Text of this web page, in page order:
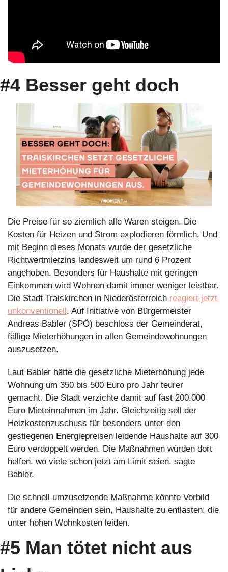
#4 Besser geht doch
Die Preise für so ziemlich alle Waren steigen. Die
Kosten für Heizen und Strom explodieren förmlich. Und
mit Beginn dieses Monats wurde der gesetzliche
Richtwertmietzins landesweit um rund 6 Prozent
angehoben. Besonders für Haushalte mit geringen
Einkommen wird Wohnen damit immer weniger leistbar.
Die Stadt Traiskirchen in Niederösterreich reagiert jetzt
unkonventionell. Auf Initiative von Bürgermeister
Andreas Babler (SPÖ) beschloss der Gemeinderat,
fällige Mieterhöhungen in allen Gemeindewohnungen
auszusetzen.
Laut Babler hätte die gesetzliche Mieterhöhung jede
Wohnung um 350 bis 500 Euro pro Jahr teurer
gemacht. Die Stadt verzichte damit auf fast 200.000
Euro Mieteinnahmen im Jahr. Gleichzeitig soll der
Heizkostenzuschuss für besonders unter den
gestiegenen Energiepreisen leidende Haushalte auf 300
Euro verdoppelt werden. Die Maßnahmen würden dort
helfen, wo viele schon jetzt am Limit seien, sagte
Babler.
Die schnell umzusetzende Maßnahme könnte Vorbild
für andere Gemeinden sein, Haushalte zu entlasten, die
unter hohen Wohnkosten leiden.
#5 Man tötet nicht aus